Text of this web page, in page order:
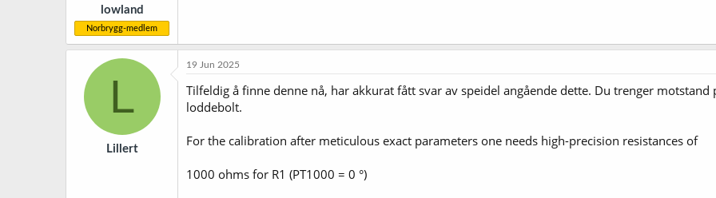
e
r
o
lowland
Norbrygg-medlem
L
Lillert
19 Jun 2025
Tilfeldig å finne denne nå, har akkurat fått svar av speidel angående dette. Du trenger
loddebolt.
For the calibration after meticulous exact parameters one needs high-precision resistances of
1000 ohms for R1 (PT1000 = 0 °)